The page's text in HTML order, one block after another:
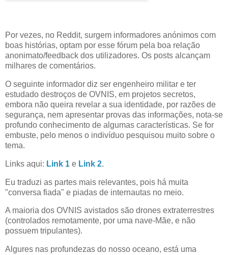
Por vezes, no Reddit, surgem informadores anónimos com
boas histórias, optam por esse fórum pela boa relação
anonimato/feedback dos utilizadores. Os posts alcançam
milhares de comentários.
O seguinte informador diz ser engenheiro militar e ter
estudado destroços de OVNIS, em projetos secretos,
embora não queira revelar a sua identidade, por razões de
segurança, nem apresentar provas das informações, nota-se
profundo conhecimento de algumas características. Se for
embuste, pelo menos o indivíduo pesquisou muito sobre o
tema.
Links aqui: Link 1 e Link 2.
Eu traduzi as partes mais relevantes, pois há muita
"conversa fiada" e piadas de internautas no meio.
A maioria dos OVNIS avistados são drones extraterrestres
(controlados remotamente, por uma nave-Mãe, e não
possuem tripulantes).
Algures nas profundezas do nosso oceano, está uma